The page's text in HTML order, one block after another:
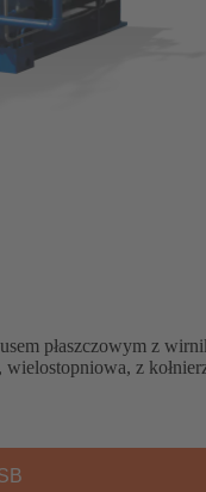
płaszczowym z
z